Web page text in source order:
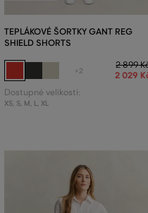
TEPLÁKOVÉ ŠORTKY GANT REG
SHIELD SHORTS
+2
2 899
2 029
Dostupné velikosti:
XS, S, M, L, XL